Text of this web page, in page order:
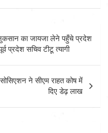
का जायजा लेने पहुँचे प्रदेश
प्रदेश सचिव टीटू त्यागी
ने सीएम राहत कोष में
दिए डेढ़ लाख